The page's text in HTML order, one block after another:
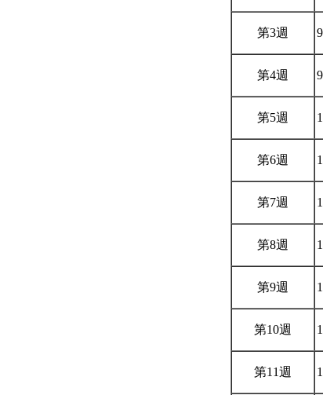
第3週
第4週
第5週
第6週
第7週
第8週
第9週
第10週
第11週